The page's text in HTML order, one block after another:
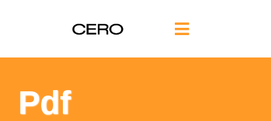
Toggle
Navigation
FILOSOFÍA
Pdf